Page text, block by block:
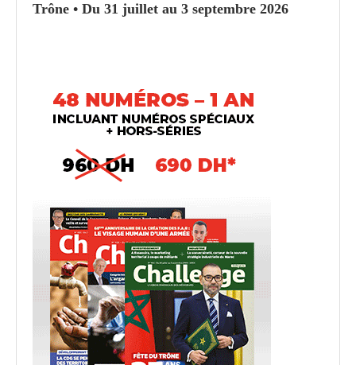
Trône • Du 31 juillet au 3 septembre 2026